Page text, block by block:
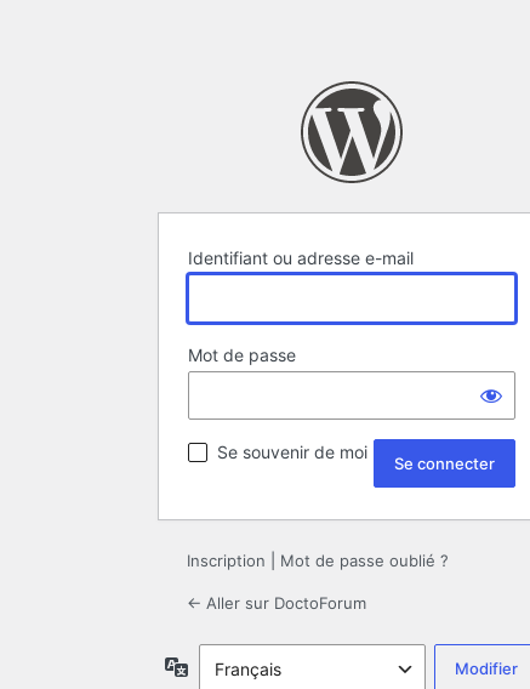
Identifiant ou adresse e-mail
Mot de passe
Se souvenir de moi
Inscription Mot de passe oublié ?
← Aller sur DoctoForum
Langue